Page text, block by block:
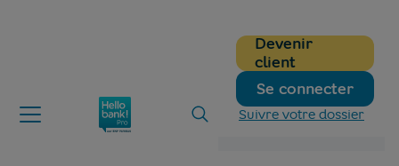
Devenir
client
Se connecter
Suivre votre dossier